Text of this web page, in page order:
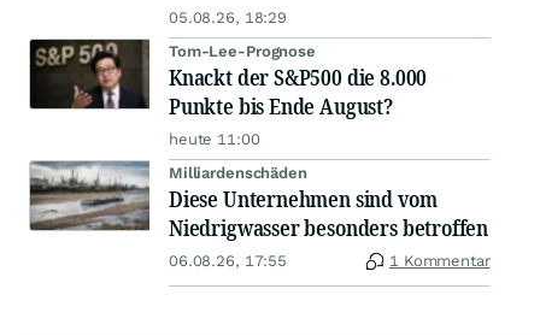
05.08.26, 18:29
Tom-Lee-Prognose
Knackt der S&P500 die 8.000
Punkte bis Ende August?
heute 11:00
Milliardenschäden
Diese Unternehmen sind vom
Niedrigwasser besonders betroffen
06.08.26, 17:55 1 Kommentar